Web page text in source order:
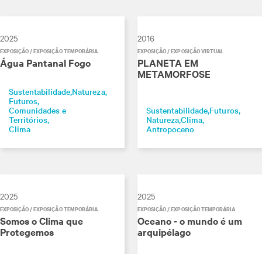
2025
EXPOSIÇÃO / EXPOSIÇÃO TEMPORÁRIA
Água Pantanal Fogo
SustentabilidadeNatureza
Futuros
Comunidades e
Territórios
Clima
2016
EXPOSIÇÃO / EXPOSIÇÃO VIRTUAL
PLANETA EM
METAMORFOSE
SustentabilidadeFuturos
NaturezaClima
Antropoceno
2025
EXPOSIÇÃO / EXPOSIÇÃO TEMPORÁRIA
Somos o Clima que
Protegemos
2025
EXPOSIÇÃO / EXPOSIÇÃO TEMPORÁRIA
Oceano - o mundo é um
arquipélago